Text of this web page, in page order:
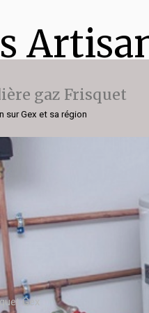
gaz Frisquet
sur Gex et sa région
Gex